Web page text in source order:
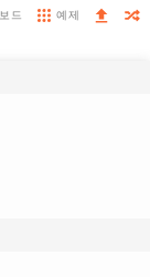
드 예제